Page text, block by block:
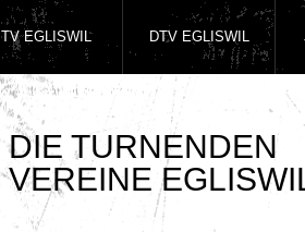
DIE TURNENDEN
VEREINE
TV EGLISWIL DTV EGLISWIL